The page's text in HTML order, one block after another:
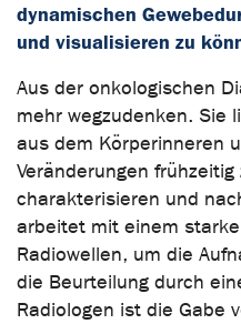
dynamischen
und visualisieren zu
Aus der onkologischen
mehr wegzudenken. Sie
aus dem Körperinneren
Veränderungen
charakterisieren und
arbeitet mit einem
Radiowellen, um die
die Beurteilung durch
Radiologen ist die Gabe